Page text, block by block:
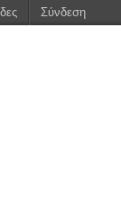
Σύνδεση